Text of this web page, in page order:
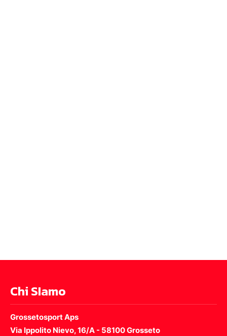
Chi SIamo
Grossetosport Aps
Via Ippolito Nievo, 16/A - 58100 Grosseto